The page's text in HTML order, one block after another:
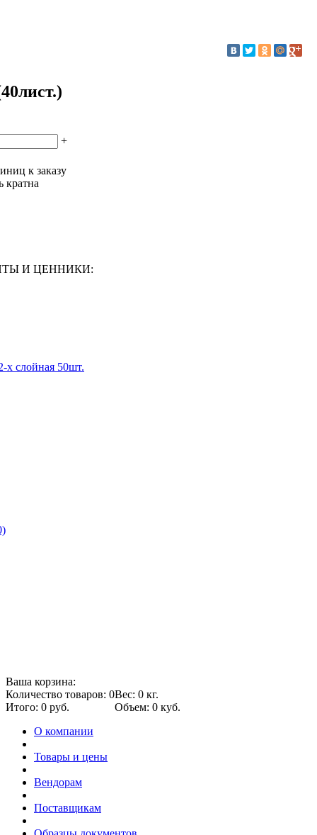
+
к заказу
кратна
И ЦЕННИКИ:
х слойная 50шт.
Ваша корзина:
Количество товаров: 0Вес: 0 кг.
Итого: 0 руб.
Объем: 0 куб.
О компании
Товары и цены
Вендорам
Поставщикам